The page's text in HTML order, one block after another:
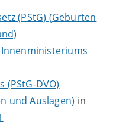
(PStG) (Geburten
(PStG-DVO)
und Auslagen) in